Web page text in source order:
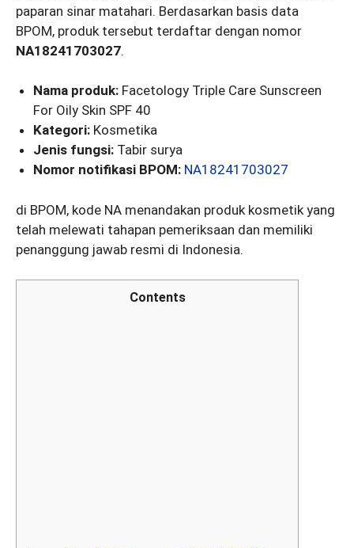
paparan sinar matahari. Berdasarkan basis data
BPOM, produk tersebut terdaftar dengan nomor
NA18241703027.
Nama produk: Facetology Triple Care Sunscreen
For Oily Skin SPF 40
Kategori: Kosmetika
Jenis fungsi: Tabir surya
Nomor notifikasi BPOM: NA18241703027
di BPOM, kode NA menandakan produk kosmetik yang
telah melewati tahapan pemeriksaan dan memiliki
penanggung jawab resmi di Indonesia.
Contents